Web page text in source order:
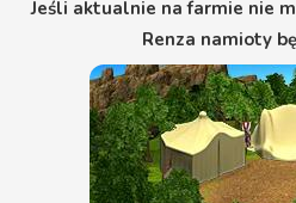
Jeśli aktualnie na farmie nie
Renza namioty